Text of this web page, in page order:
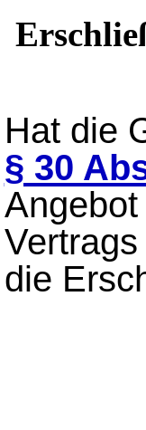
Hat die
§ 30
die